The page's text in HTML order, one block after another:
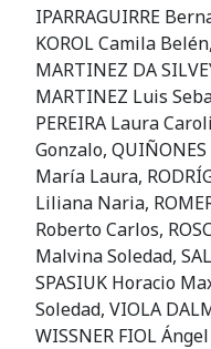
IPARRAGUIRRE
KOROL Camila
MARTINEZ DA
MARTINEZ Luis
PEREIRA Laura
Gonzalo,
María Laura,
Liliana Naria,
Roberto Carlos,
Malvina Soledad,
SPASIUK Horacio
Soledad, VIOLA
WISSNER FIOL